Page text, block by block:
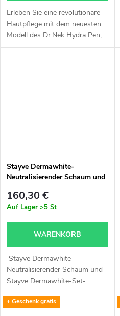
Erleben Sie eine revolutionäre
Hautpflege mit dem neuesten
Modell des Dr.Nek Hydra Pen,
der Mikroneedling,
Stayve Dermawhite-
Neutralisierender Schaum und
Gel- Satz
160,30 €
Auf Lager >5 St
WARENKORB
Stayve Dermawhite-
Neutralisierender Schaum und
Stayve Dermawhite-Set-
Peeling-Gel- Set für eine
perfekt vorbereitete Haut für
+ Geschenk gratis